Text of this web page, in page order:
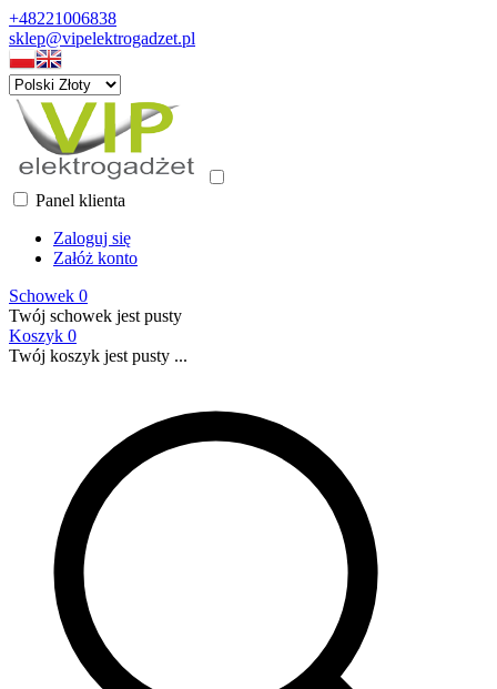
+48221006838
sklep@vipelektrogadzet.pl
Panel klienta
Zaloguj się
Załóż konto
Schowek 0
Twój schowek jest pusty
Koszyk 0
Twój koszyk jest pusty ...